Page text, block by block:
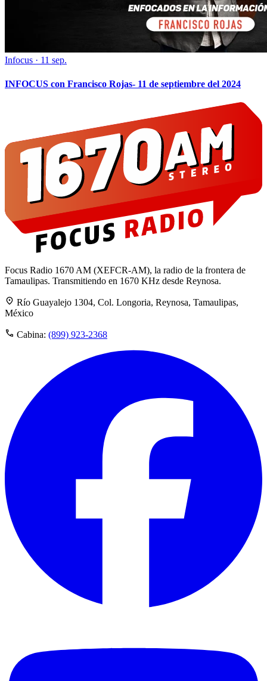
Infocus · 11 sep.
INFOCUS con Francisco Rojas- 11 de septiembre del 2024
Focus Radio 1670 AM (XEFCR-AM), la radio de la frontera de
Tamaulipas. Transmitiendo en 1670 KHz desde Reynosa.
Río Guayalejo 1304, Col. Longoria, Reynosa, Tamaulipas,
México
Cabina: (899) 923-2368